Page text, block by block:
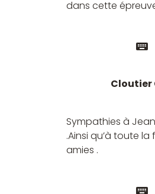
dans cette
Cloutier
Sympathies à
.Ainsi qu’à toute
amies .